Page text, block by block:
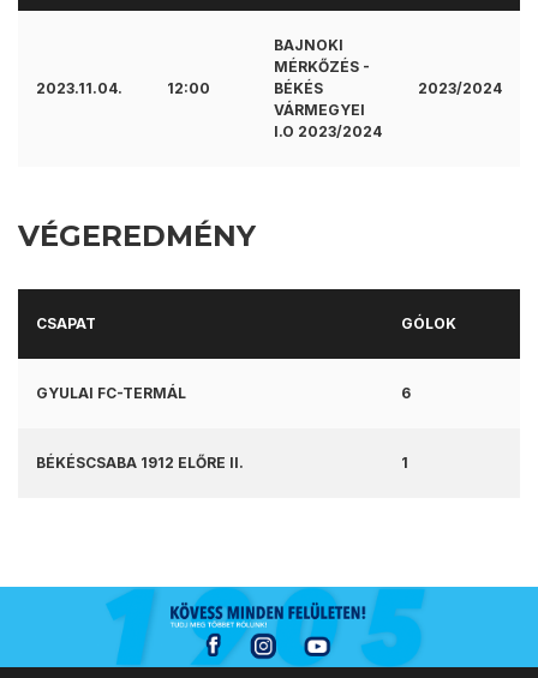
2023.11.04. 12:00
BAJNOKI
MÉRKŐZÉS -
BÉKÉS
VÁRMEGYEI
I.O 2023/2024
2023/2024
VÉGEREDMÉNY
CSAPAT GÓLOK
GYULAI FC-TERMÁL 6
BÉKÉSCSABA 1912 ELŐRE II. 1